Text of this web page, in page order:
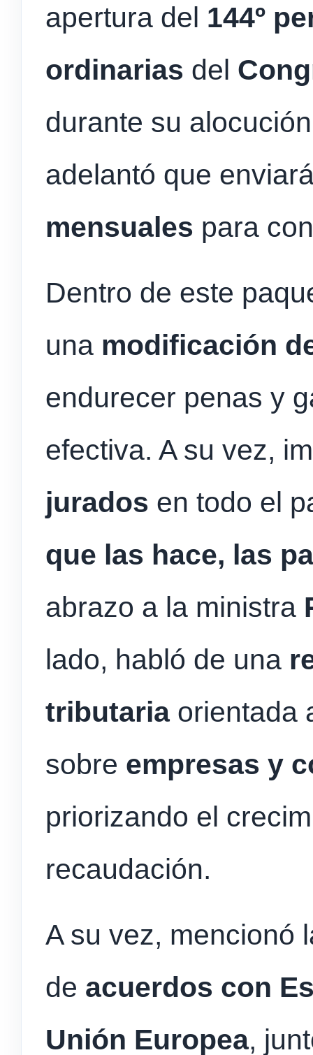
apertura del 144º
ordinarias del
durante su
adelantó que
mensuales para
Dentro de este
una modificación
endurecer penas y
efectiva. A su vez,
jurados en todo el
que las hace, las
abrazo a la ministra
lado, habló de una
tributaria orientada
sobre empresas y
priorizando el
recaudación.
A su vez, mencionó
de acuerdos con
Unión Europea,